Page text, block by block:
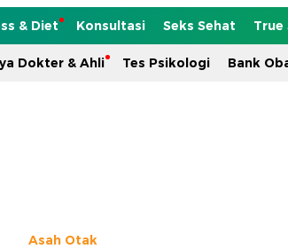
& Diet Konsultasi Seks Sehat True
Dokter & Ahli Tes Psikologi Bank
Asah Otak